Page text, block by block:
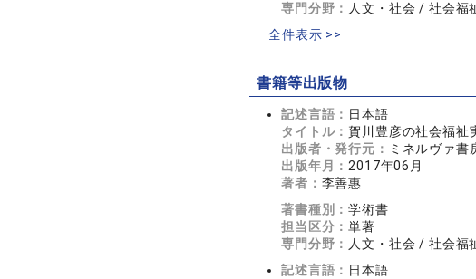
専門分野： 人文・社会 / 社会福
全件表示 >>
書籍等出版物
記述言語： 日本語
タイトル：賀川豊彦の社会福祉
出版者・発行元： ミネルヴァ書
出版年月： 2017年06月
著者： 李善惠
著書種別：学術書
担当区分：単著
専門分野： 人文・社会 / 社会福
記述言語： 日本語